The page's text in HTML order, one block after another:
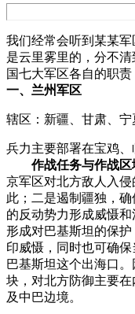
我们经常会听到某某
是云里雾里的，分不
国七大军区各自的职责
一、兰州军区­
辖区：新疆、甘肃、宁
兵力主要部署在宝鸡、
作战任务与作战区
京军区对北方敌人入
此；二是遏制疆独，
的反动势力形成威慑
形成对巴基斯坦的保
印威慑，同时也可确
巴基斯坦这个出海口
块，对北方防御主要
及中巴边境。­